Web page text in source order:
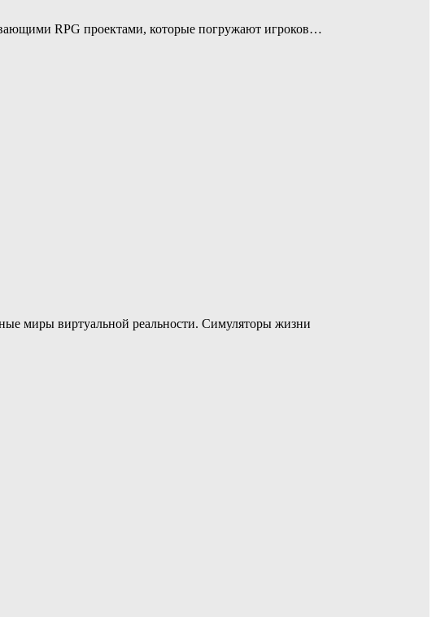
RPG проектами, которые погружают игроков…
миры виртуальной реальности. Симуляторы жизни